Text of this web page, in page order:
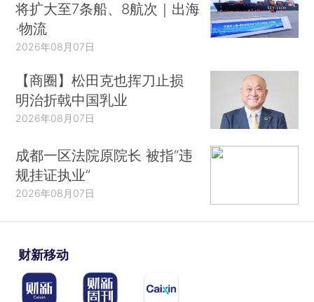
将扩大至7条船、8航次｜出海
·物流
2026年08月07日
【商圈】松田克也挥刀止损
明治折戟中国乳业
2026年08月07日
成都一区法院原院长 被指“违
规挂证执业”
2026年08月07日
财新移动